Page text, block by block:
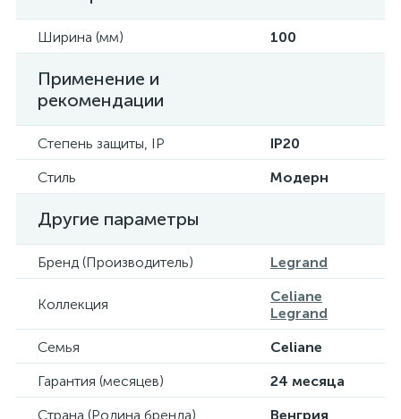
Ширина (мм) 100
Применение и
рекомендации
Степень защиты, IP
IP20
Стиль
Модерн
Другие параметры
Бренд (Производитель) Legrand
Коллекция
Celiane
Legrand
Семья
Celiane
Гарантия (месяцев)
24 месяца
Страна (Родина бренда)
Венгрия